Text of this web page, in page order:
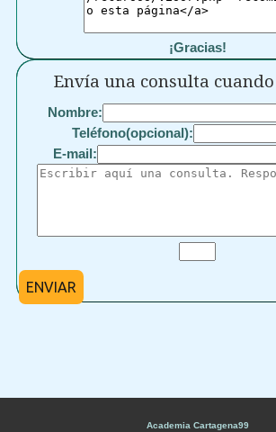
¡Gracias!
Envía una consulta
Nombre:
Teléfono(opcional):
E-mail:
ENVIAR
Academia Cartagena99